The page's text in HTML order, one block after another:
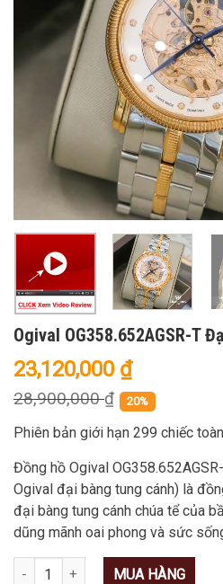
Ogival OG358.652AGSR-T
23,120,000 ₫
28,900,000₫ 20%
Phiên bản giới hạn 299 chiếc
Đồng hồ Ogival
Ogival đại bàng tung cánh) là
đại bàng tung cánh chúa tể của
dũng mãnh oai phong và sức
Số lượng MUA HÀNG